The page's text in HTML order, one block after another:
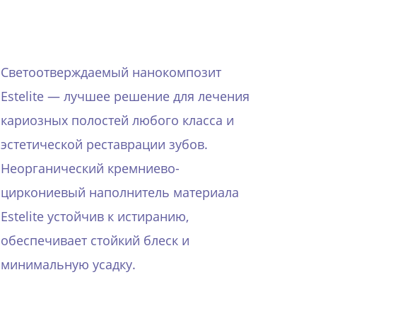
Светоотверждаемый нанокомпозит
Estelite — лучшее решение для лечения
кариозных полостей любого класса и
эстетической реставрации зубов.
Неорганический кремниево-
циркониевый наполнитель материала
Estelite устойчив к истиранию,
обеспечивает стойкий блеск и
минимальную усадку.